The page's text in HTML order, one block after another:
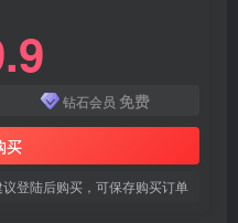
钻石会员 免费
买
登陆后购买，可保存购买订单